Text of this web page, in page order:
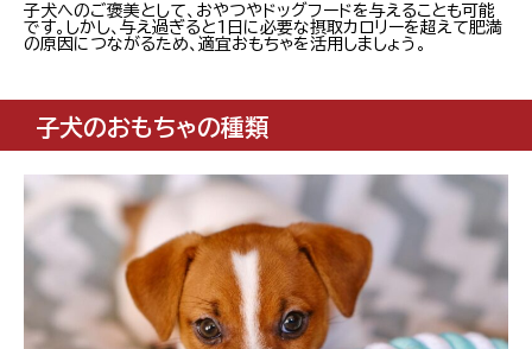
子犬へのご褒美として、おやつやドッグフードを与えることも可能
です。しかし、与え過ぎると1日に必要な摂取カロリーを超えて肥満
の原因につながるため、適宜おもちゃを活用しましょう。
子犬のおもちゃの種類